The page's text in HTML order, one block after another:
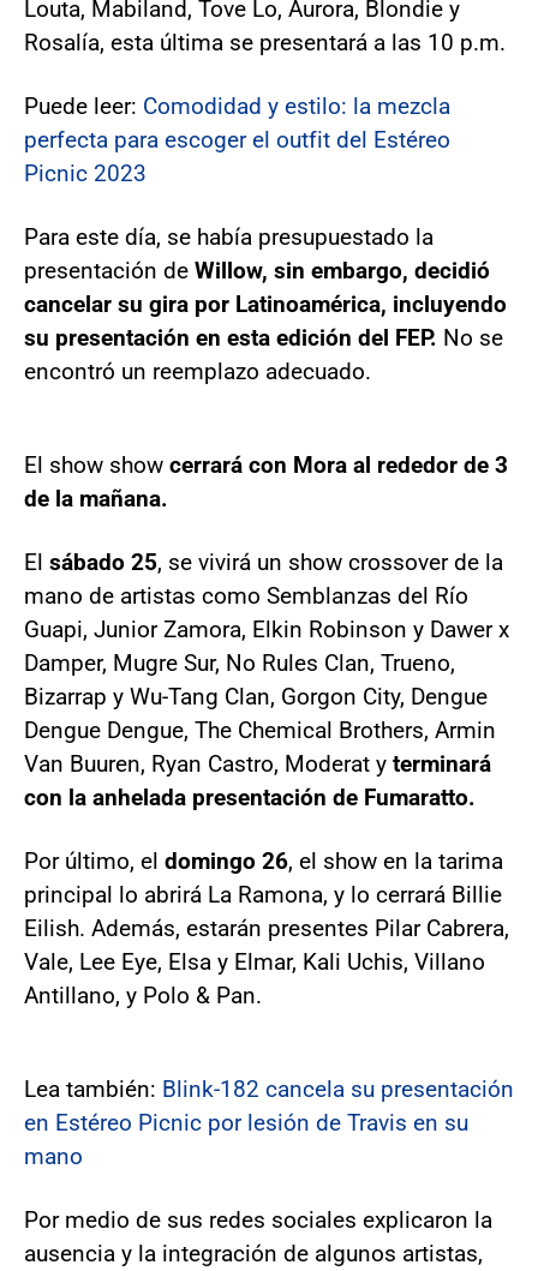
Louta, Mabiland, Tove Lo, Aurora, Blondie y
Rosalía, esta última se presentará a las 10 p.m.
Puede leer: Comodidad y estilo: la mezcla
perfecta para escoger el outfit del Estéreo
Picnic 2023
Para este día, se había presupuestado la
presentación de Willow, sin embargo, decidió
cancelar su gira por Latinoamérica, incluyendo
su presentación en esta edición del FEP. No se
encontró un reemplazo adecuado.
El show show cerrará con Mora al rededor de 3
de la mañana.
El sábado 25, se vivirá un show crossover de la
mano de artistas como Semblanzas del Río
Guapi, Junior Zamora, Elkin Robinson y Dawer x
Damper, Mugre Sur, No Rules Clan, Trueno,
Bizarrap y Wu-Tang Clan, Gorgon City, Dengue
Dengue Dengue, The Chemical Brothers, Armin
Van Buuren, Ryan Castro, Moderat y terminará
con la anhelada presentación de Fumaratto.
Por último, el domingo 26, el show en la tarima
principal lo abrirá La Ramona, y lo cerrará Billie
Eilish. Además, estarán presentes Pilar Cabrera,
Vale, Lee Eye, Elsa y Elmar, Kali Uchis, Villano
Antillano, y Polo & Pan.
Lea también: Blink-182 cancela su presentación
en Estéreo Picnic por lesión de Travis en su
mano
Por medio de sus redes sociales explicaron la
ausencia y la integración de algunos artistas,